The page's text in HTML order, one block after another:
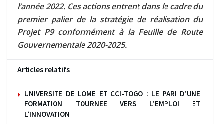
l’année 2022. Ces actions entrent dans le cadre du
premier palier de la stratégie de réalisation du
Projet P9 conformément à la Feuille de Route
Gouvernementale 2020-2025.
Articles relatifs
UNIVERSITE DE LOME ET CCI-TOGO : LE PARI D’UNE
FORMATION TOURNEE VERS L’EMPLOI ET
L’INNOVATION